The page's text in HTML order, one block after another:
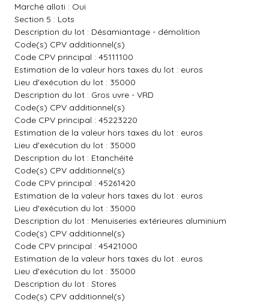
Marché alloti : Oui
Section 5 : Lots
Description du lot : Désamiantage - démolition
Code(s) CPV additionnel(s)
Code CPV principal : 45111100
Estimation de la valeur hors taxes du lot : euros
Lieu d'exécution du lot : 35000
Description du lot : Gros uvre - VRD
Code(s) CPV additionnel(s)
Code CPV principal : 45223220
Estimation de la valeur hors taxes du lot : euros
Lieu d'exécution du lot : 35000
Description du lot : Etanchéité
Code(s) CPV additionnel(s)
Code CPV principal : 45261420
Estimation de la valeur hors taxes du lot : euros
Lieu d'exécution du lot : 35000
Description du lot : Menuiseries extérieures aluminium
Code(s) CPV additionnel(s)
Code CPV principal : 45421000
Estimation de la valeur hors taxes du lot : euros
Lieu d'exécution du lot : 35000
Description du lot : Stores
Code(s) CPV additionnel(s)